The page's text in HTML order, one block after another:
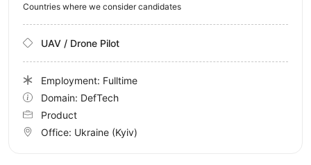
Countries where we consider candidates
UAV / Drone Pilot
Employment: Fulltime
Domain: DefTech
Product
Office: Ukraine (Kyiv)